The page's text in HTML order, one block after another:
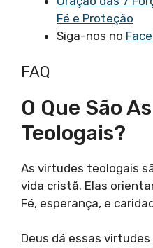
Fé e Proteção
Siga-nos no
FAQ
O Que São
Teologais?
As virtudes teologais
vida cristã. Elas
Fé, esperança, e
Deus dá essas